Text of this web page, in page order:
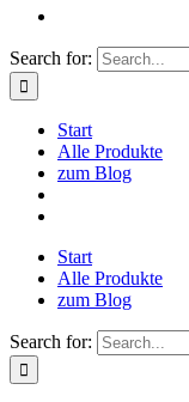
Search for:
Start
Alle Produkte
zum Blog
Start
Alle Produkte
zum Blog
Search for: